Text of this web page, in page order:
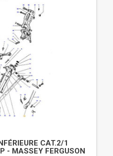
CAT.2/1
- MASSEY FERGUSON